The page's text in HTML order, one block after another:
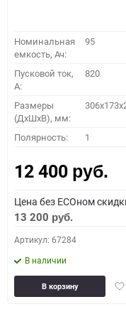
Номинальная
емкость, Ач:
95
Пусковой ток,
A:
820
Размеры
(ДхШхВ), мм:
Полярность: 1
12 400 руб.
Цена без ECOном
13 200 руб.
Артикул: 67284
В наличии
В корзину